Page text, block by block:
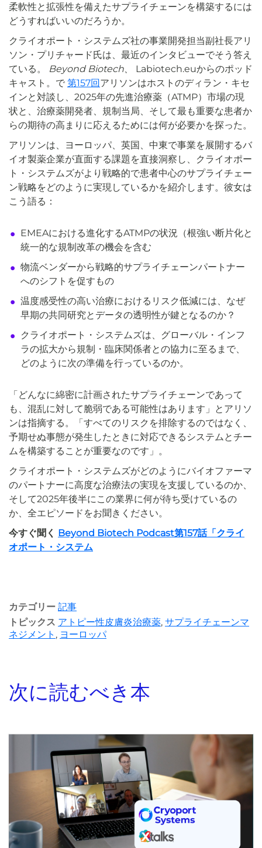
柔軟性と拡張性を備えたサプライチェーンを構築するには
どうすればいいのだろうか。
クライオポート・システムズ社の事業開発担当副社長アリ
ソン・プリチャード氏は、最近のインタビューでそう答え
ている。
Beyond Biotech、
Labiotech.euからのポッド
キャスト。で 第157回アリソンはホストのディラン・キセ
インと対談し、2025年の先進治療薬（ATMP）市場の現
状と、治療薬開発者、規制当局、そして最も重要な患者か
らの期待の高まりに応えるためには何が必要かを探った。
アリソンは、ヨーロッパ、英国、中東で事業を展開するバ
イオ製薬企業が直面する課題を直接洞察し、クライオポー
ト・システムズがより戦略的で患者中心のサプライチェー
ン戦略をどのように実現しているかを紹介します。彼女は
こう語る：
EMEAにおける進化するATMPの状況（根強い断片化と
統一的な規制改革の機会を含む
物流ベンダーから戦略的サプライチェーンパートナー
へのシフトを促すもの
温度感受性の高い治療におけるリスク低減には、なぜ
早期の共同研究とデータの透明性が鍵となるのか？
クライオポート・システムズは、グローバル・インフ
ラの拡大から規制・臨床関係者との協力に至るまで、
どのように次の準備を行っているのか。
「どんなに綿密に計画されたサプライチェーンであって
も、混乱に対して脆弱である可能性はあります」とアリソ
ンは指摘する。「すべてのリスクを排除するのではなく、
予期せぬ事態が発生したときに対応できるシステムとチー
ムを構築することが重要なのです」。
クライオポート・システムズがどのようにバイオファーマ
のパートナーに高度な治療法の実現を支援しているのか、
そして2025年後半にこの業界に何が待ち受けているの
か、全エピソードをお聞きください。
今すぐ聞く Beyond Biotech Podcast第157話「クライ
オポート・システム
カテゴリー 記事
トピックス アトピー性皮膚炎治療薬, サプライチェーンマ
ネジメント , ヨーロッパ
次に読むべき本